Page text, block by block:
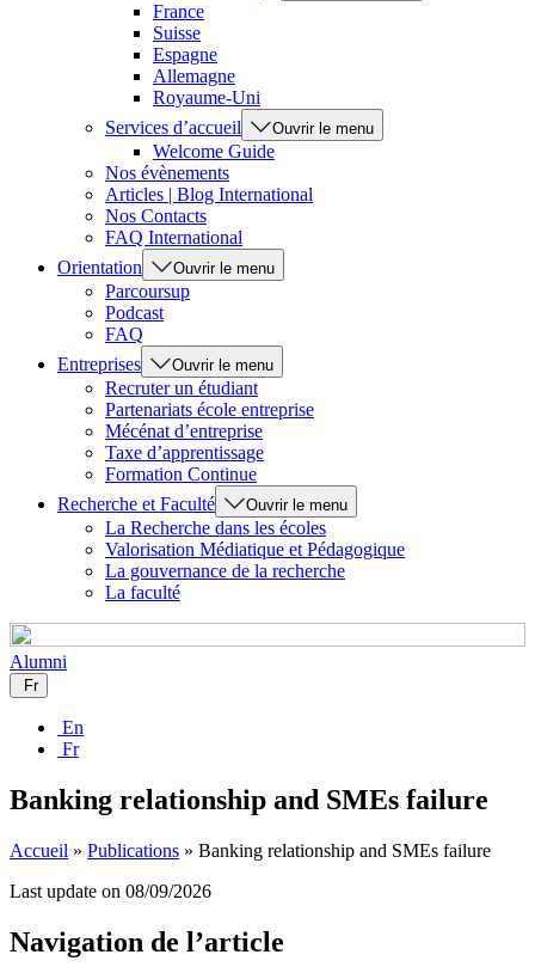
France
Suisse
Espagne
Allemagne
Royaume-Uni
Services d’accueil
Ouvrir le menu
Welcome Guide
Nos évènements
Articles | Blog International
Nos Contacts
FAQ International
Orientation
Ouvrir le menu
Parcoursup
Podcast
FAQ
Entreprises
Ouvrir le menu
Recruter un étudiant
Partenariats école entreprise
Mécénat d’entreprise
Taxe d’apprentissage
Formation Continue
Recherche et Faculté
Ouvrir le menu
La Recherche dans les écoles
Valorisation Médiatique et Pédagogique
La gouvernance de la recherche
La faculté
Alumni
Fr
En
Fr
Banking relationship and SMEs failure
Accueil » Publications » Banking relationship and SMEs failure
Last update on 08/09/2026
Navigation de l’article